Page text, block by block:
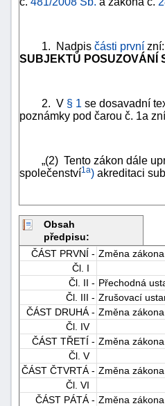
1. Nadpis části první zní:
SUBJEKTŮ POSUZOVÁNÍ
2. V § 1 se dosavadní
poznámky pod čarou č. 1a
„(2) Tento zákon dále
společenství1a) akreditaci
Obsah
předpisu:
ČÁST PRVNÍ - Změna
Čl. I
Čl. II - Přechodná
Čl. III - Zrušovací
ČÁST DRUHÁ - Změna
Čl. IV
ČÁST TŘETÍ - Změna
Čl. V
ČÁST ČTVRTÁ - Změna
Čl. VI
ČÁST PÁTÁ - Změna